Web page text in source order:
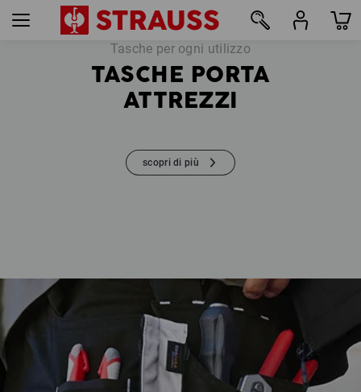
TASCHE PORTA
ATTREZZI
Tasche per ogni utilizzo
scopri di più
35